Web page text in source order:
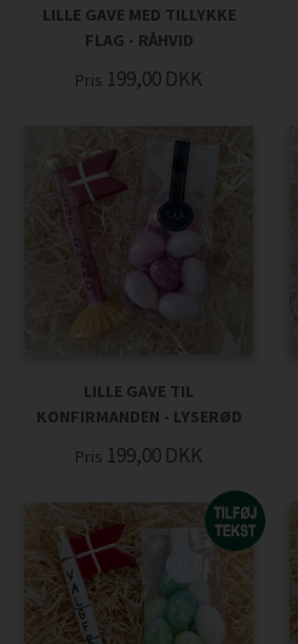
LILLE GAVE MED TILLYKKE
FLAG - RÅHVID
Pris 199,00 DKK
LILLE GAVE TIL
KONFIRMANDEN - LYSERØD
Pris 199,00 DKK